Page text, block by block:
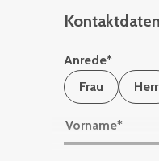
Kontaktdaten
Anrede*
Frau
Herr
Vorname*